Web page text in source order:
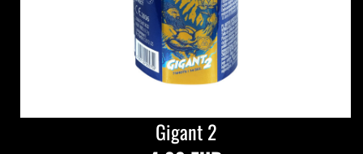
Gigant 2